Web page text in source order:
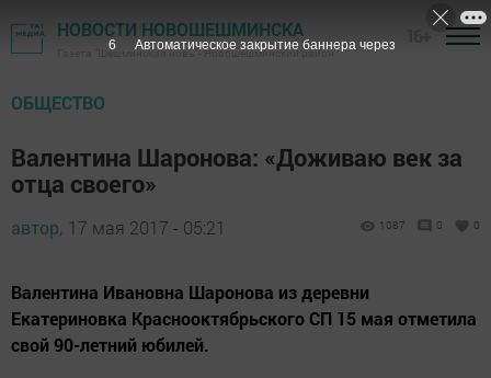
НОВОСТИ НОВОШЕШМИНСКА
Газета "Шешминская новь" - Новошешминский район
ОБЩЕСТВО
Валентина Шаронова: «Доживаю век за
отца своего»
автор, 17 мая 2017 - 05:21 1087 0 0
Валентина Ивановна Шаронова из деревни
Екатериновка Краснооктябрьского СП 15 мая отметила
свой 90-летний юбилей.
5 Автоматическое закрытие баннера через